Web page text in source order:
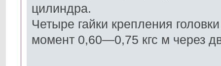
цилиндра.
Четыре гайки крепления
момент 0,60—0,75 кгс м через